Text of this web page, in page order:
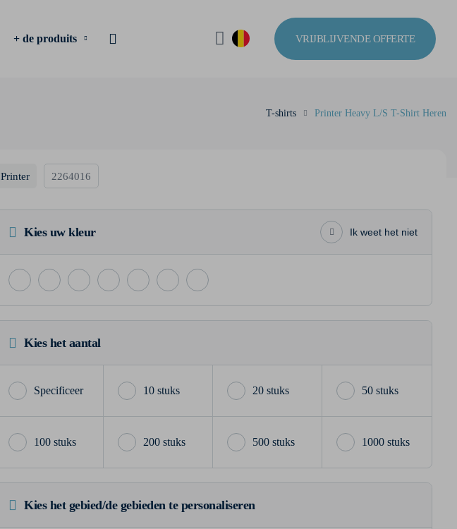
+ de produits VRIJBLIJVENDE OFFERTE
T-shirts Printer Heavy L/S T-Shirt Heren
Printer 2264016
Kies uw kleur Ik weet het niet
Kies het aantal
10 stuks 20 stuks 50 stuks
100 stuks 200 stuks 500 stuks 1000 stuks
Kies het gebied/de gebieden te personaliseren